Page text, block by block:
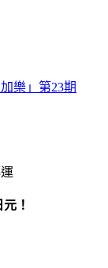
樂」第23期
！